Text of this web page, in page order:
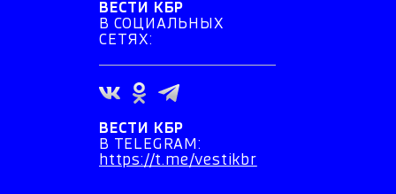
ВЕСТИ КБР
В СОЦИАЛЬНЫХ
СЕТЯХ:
ВЕСТИ КБР
В TELEGRAM:
https://t.me/vestikbr